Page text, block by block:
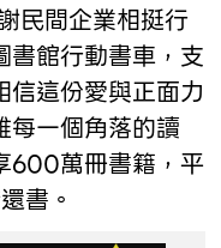
民間企業相挺行
書館行動書車，支
這份愛與正面力
每一個角落的讀
600萬冊書籍，平
書。